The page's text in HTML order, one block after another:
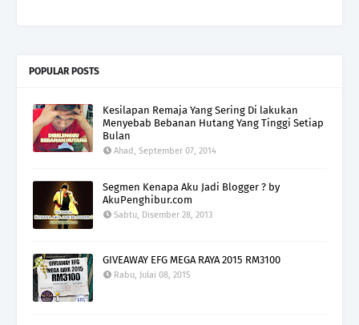
POPULAR POSTS
Kesilapan Remaja Yang Sering Di lakukan
Menyebab Bebanan Hutang Yang Tinggi Setiap
Bulan
Ahad, September 07, 2014
Segmen Kenapa Aku Jadi Blogger ? by
AkuPenghibur.com
Sabtu, Disember 28, 2013
GIVEAWAY EFG MEGA RAYA 2015 RM3100
Rabu, Julai 08, 2015